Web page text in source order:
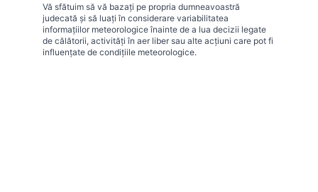
Vă sfătuim să vă bazați pe propria dumneavoastră
judecată și să luați în considerare variabilitatea
informațiilor meteorologice înainte de a lua decizii legate
de călătorii, activități în aer liber sau alte acțiuni care pot fi
influențate de condițiile meteorologice.